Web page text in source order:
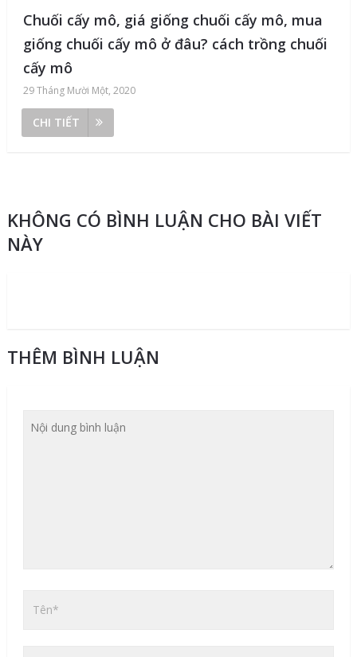
Chuối cấy mô, giá giống chuối cấy mô, mua
giống chuối cấy mô ở đâu? cách trồng chuối
cấy mô
29 Tháng Mười Một, 2020
CHI TIẾT
KHÔNG CÓ BÌNH LUẬN CHO BÀI VIẾT
NÀY
THÊM BÌNH LUẬN